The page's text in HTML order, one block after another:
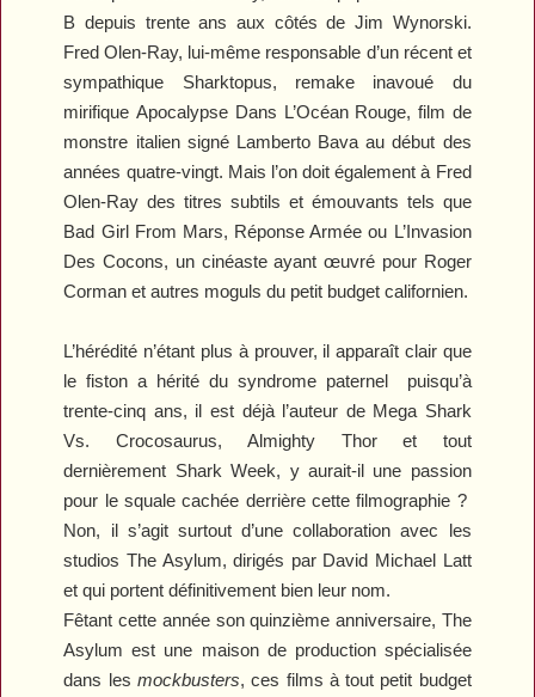
B depuis trente ans aux côtés de Jim Wynorski.
Fred Olen-Ray, lui-même responsable d’un récent et
sympathique Sharktopus, remake inavoué du
mirifiqueApocalypse Dans L’Océan Rouge, film de
monstre italien signé Lamberto Bava au début des
années quatre-vingt. Mais l’on doit également à Fred
Olen-Ray des titres subtils et émouvants tels que
Bad Girl From Mars, Réponse Armée ou L’Invasion
Des Cocons, un cinéaste ayant œuvré pour Roger
Corman et autres moguls du petit budget californien.
L’hérédité n’étant plus à prouver, il apparaît clair que
le fiston a hérité du syndrome paternel puisqu’à
trente-cinq ans, il est déjà l’auteur de Mega Shark
Vs. Crocosaurus,Almighty Thoret tout
dernièrement Shark Week, y aurait-il une passion
pour le squale cachée derrière cette filmographie ?
Non, il s’agit surtout d’une collaboration avec les
studios The Asylum, dirigés par David Michael Latt
et qui portent définitivement bien leur nom.
Fêtant cette année son quinzième anniversaire, The
Asylum est une maison de production spécialisée
dans les mockbusters, ces films à tout petit budget